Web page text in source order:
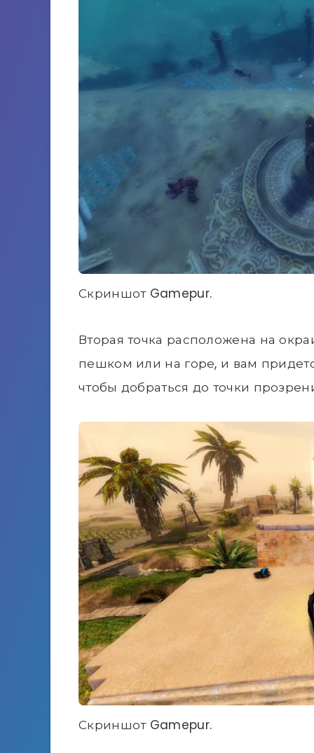
Скриншот Gamepur.
Вторая точка расположена на
пешком или на горе, и вам
чтобы добраться до точки
Скриншот Gamepur.